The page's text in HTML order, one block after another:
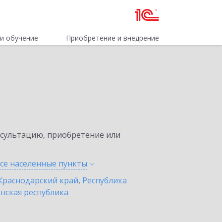
обучение Приобретение и внедрение
приобретение или
населенные пункты
край, Республика
республика